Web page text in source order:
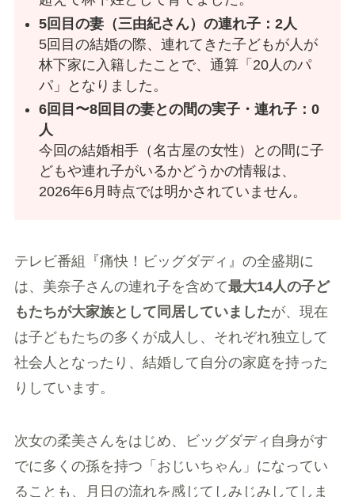
5回目の妻（三由紀さん）の連れ子：2人
5回目の結婚の際、連れてきた子どもが人が
林下家に入籍したことで、通算「20人のパ
パ」となりました。
6回目〜8回目の妻との間の実子・連れ子：0
人
今回の結婚相手（名古屋の女性）との間に子
どもや連れ子がいるかどうかの情報は、
2026年6月時点では明かされていません。
テレビ番組『痛快！ビッグダディ』の全盛期に
は、美奈子さんの連れ子を含めて最大14人の子ど
もたちが大家族として同居していましたが、現在
は子どもたちの多くが成人し、それぞれ独立して
社会人となったり、結婚して自分の家庭を持った
りしています。
次女の柔美さんをはじめ、ビッグダディ自身がす
でに多くの孫を持つ「おじいちゃん」になってい
ることも、月日の流れを感じてしみじみしてしま